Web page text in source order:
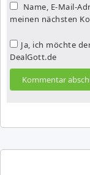
Name, E-Mail-
meinen nächsten
Ja, ich möchte
DealGott.de